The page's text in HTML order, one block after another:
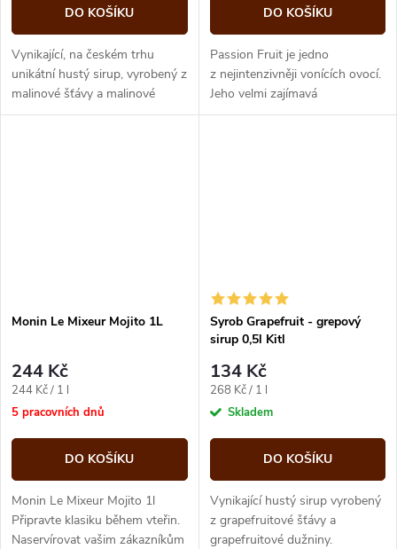
DO KOŠÍKU
Vynikající, na českém trhu
unikátní hustý sirup, vyrobený z
malinové šťávy a malinové
dužniny. Obsahuje vysoký podíl
DO KOŠÍKU
Passion Fruit je jedno
z nejintenzivněji vonících ovocí.
Jeho velmi zajímavá
semínkovitá dužina se
Monin Le Mixeur Mojito 1L
244 Kč
Měrná
cena:
244 Kč / 1 l
5 pracovních dnů
DO KOŠÍKU
Monin Le Mixeur Mojito 1l
Připravte klasiku během vteřin.
Naservírovat vašim zákazníkům
Syrob Grapefruit - grepový
sirup 0,5l Kitl
134 Kč
Měrná
cena:
268 Kč / 1 l
Skladem
DO KOŠÍKU
Vynikající hustý sirup vyrobený
z grapefruitové šťávy a
grapefruitové dužniny.